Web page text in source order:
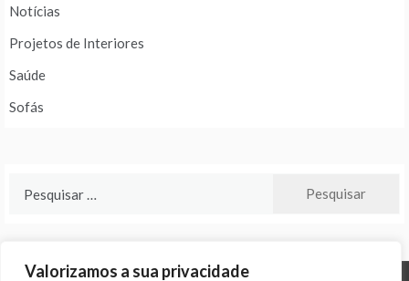
Valorizamos a sua privacidade
Notícias
Projetos de Interiores
Saúde
Sofás